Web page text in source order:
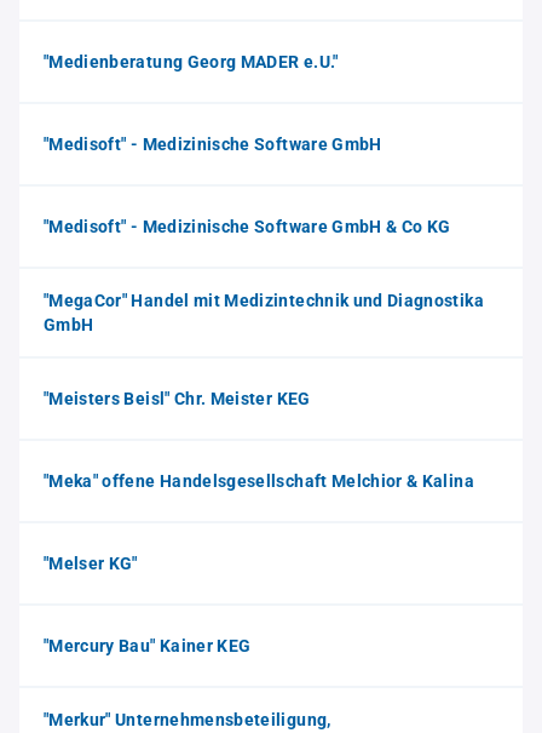
"Medienberatung Georg MADER e.U."
"Medisoft" - Medizinische Software GmbH
"Medisoft" - Medizinische Software GmbH & Co KG
"MegaCor" Handel mit Medizintechnik und Diagnostika
GmbH
"Meisters Beisl" Chr. Meister KEG
"Meka" offene Handelsgesellschaft Melchior & Kalina
"Melser KG"
"Mercury Bau" Kainer KEG
"Merkur" Unternehmensbeteiligung,